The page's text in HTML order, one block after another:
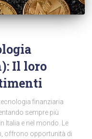
Il loro
finanziaria
sempre più
Italia e nel mondo. Le
offrono opportunità di